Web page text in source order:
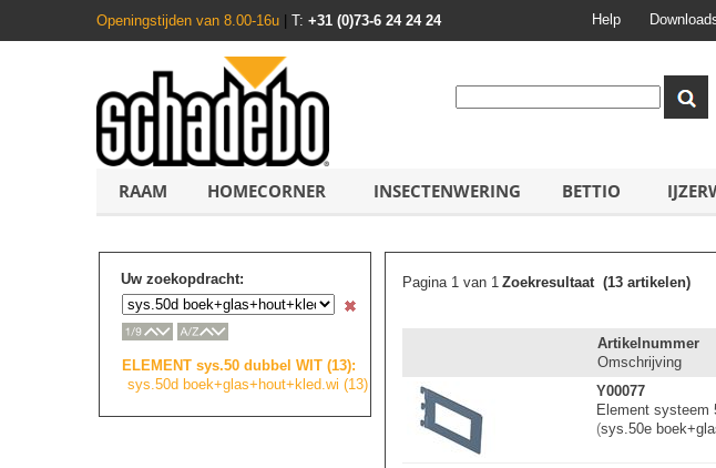
Openingstijden van 8.00-16u T: +31 (0)73-6 24 24 24 Help
RAAM HOMECORNER INSECTENWERING BETTIO
Uw zoekopdracht:
ELEMENT sys.50 dubbel WIT (13):
sys.50d boek+glas+hout+kled wi (13)
Pagina 1 van 1Zoekresultaat (13 artikelen)
Artikelnummer
Omschrijving
Y00077
Element systeem
(sys.50e